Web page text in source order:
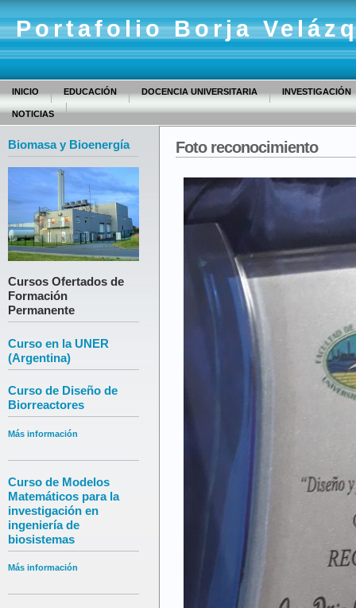
Portafolio Borja
INICIO EDUCACIÓN DOCENCIA UNIVERSITARIA INVESTIGACIÓN
NOTICIAS
Biomasa y Bioenergía
Cursos Ofertados de
Formación
Permanente
Curso en la UNER
(Argentina)
Curso de Diseño de
Biorreactores
Más información
Curso de Modelos
Matemáticos para la
investigación en
ingeniería de
biosistemas
Más información
Foto reconocimiento